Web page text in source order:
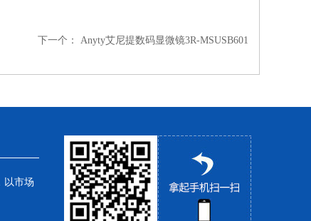
下一个： Anyty艾尼提数码显微镜3R-MSUSB601
以市场